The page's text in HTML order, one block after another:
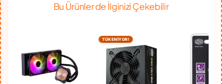
Bu Ürünler de İlginizi Çekebilir
TÜKENİYOR!